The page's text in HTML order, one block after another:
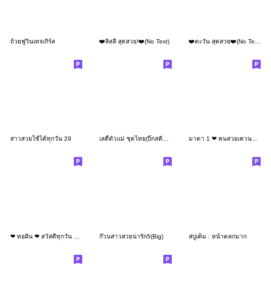
ถ้วยฟูวินเทจเกิร์ล ❤️ลิลลี่ สุดสวย!❤️(No Text)
สาวสวยใช้ได้ทุกวัน 29 เลดี้ตัวแม่ ชุดไทย(บิ๊กสติกเกอร์) มาตา 1 ❤ คนสวยเควนชานา (Mini -TH)
ก๊วนสาวสวยน่ารัก5(Big) สบู่เค็ม : หน้าตลกมาก